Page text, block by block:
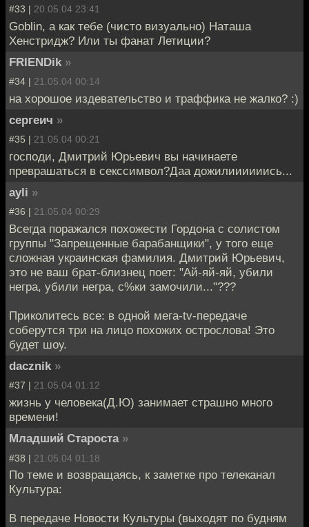
#33 | 20.05.04 23:41
Goblin, а как тебе (чисто визуально) Наташа
Хенстридж? Или ты фанат Летиции?
FRIENDik »
#34 | 21.05.04 00:14
на хорошое издевательство и траффика не жалко? :)
сергеич »
#35 | 21.05.04 00:21
господи, Дмитрий Юрьевич вы начинаете
преврашаться в секссимвол?Даа дожилиииииись...
ayli »
#36 | 21.05.04 00:29
Всегда поражался похожести Гордона с солистом
группы "Запрещенные барабанщики", у того еще
сложная украинская фамилия. Дмитрий Юрьевич,
это не ваш брат-близнец поет: "Ай-яй-яй, убили
негра, убили негра, с%ки замочили..."???
Приколитесь все: в одной мега-tv-передаче
соберутся три на лицо похожих острослова! Это
будет шоу.
dacznik »
#37 | 21.05.04 01:12
жизнь у человека(Д.Ю) занимает страшно много
времени!
Младший Староста »
#38 | 21.05.04 01:18
По теме и возвращаясь, к заметке про телеканал
Культура:
В передаче Новости Культуры (выходят по будням